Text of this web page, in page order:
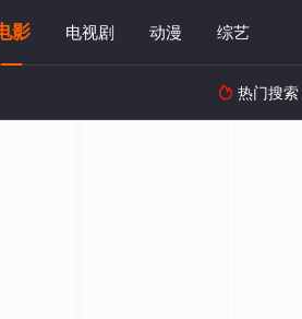
影 电视剧 动漫 综艺
 热门搜索